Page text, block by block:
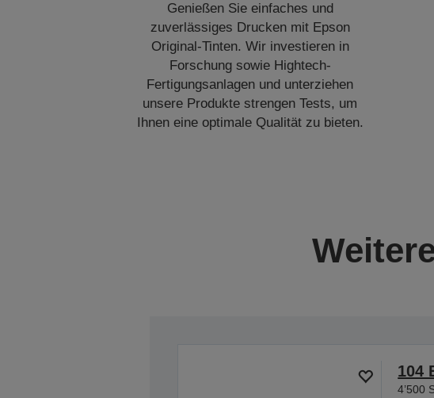
Genießen Sie einfaches und
zuverlässiges Drucken mit Epson
Original-Tinten. Wir investieren in
Forschung sowie Hightech-
Fertigungsanlagen und unterziehen
unsere Produkte strengen Tests, um
Ihnen eine optimale Qualität zu bieten.
104
4’500